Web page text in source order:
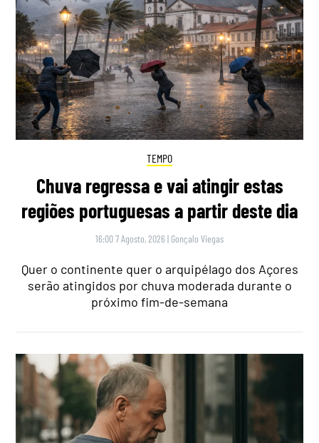
TEMPO
Chuva regressa e vai atingir estas
regiões portuguesas a partir deste dia
16:00 7 Agosto, 2026 | Gonçalo Viegas
Quer o continente quer o arquipélago dos Açores
serão atingidos por chuva moderada durante o
próximo fim-de-semana